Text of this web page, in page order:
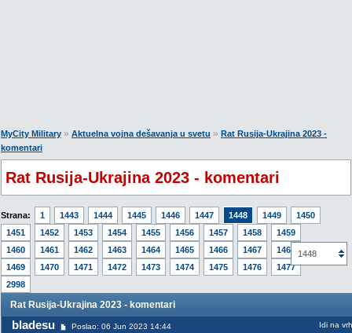
MyCity Military » Aktuelna vojna dešavanja u svetu » Rat Rusija-Ukrajina 2023 -
komentari
Rat Rusija-Ukrajina 2023 - komentari
Strana: 1 1443 1444 1445 1446 1447 1448 1449
1450
1451
1452 1453 1454 1455 1456 1457 1458
1459
1460
1461 1462 1463 1464 1465 1466 1467
1468
1469
1470 1471 1472 1473 1474 1475 1476
1477
2998
1448
Rat Rusija-Ukrajina 2023 - komentari
bladesu Poslao: 06 Jun 2023 14:44 Idi na vrh